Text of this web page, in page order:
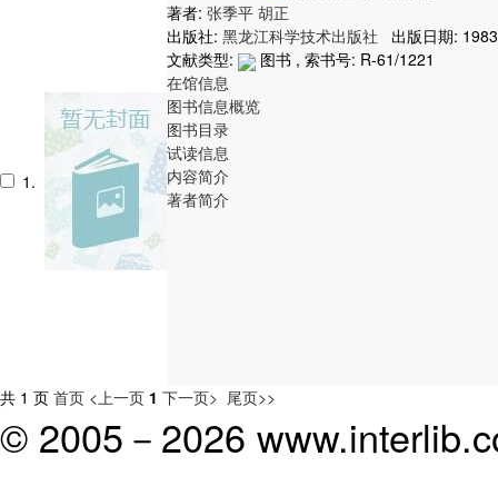
1.
著者: 张季平 胡正
出版社: 黑龙江科学技术出版社
出版日期: 1983
文献类型:
图书 , 索书号: R-61/1221
在馆信息
图书信息概览
图书目录
试读信息
内容简介
著者简介
共 1 页 首页 <上一页 1 下一页> 尾页>>
© 2005－ 2026